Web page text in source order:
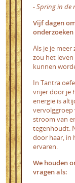
- Spring in de
Vijf dagen
onderzoeken
Als je je
zou het
kunnen
In Tantra
vrijer door je
energie is
vervolggroep
stroom van
tegenhoudt.
door haar, in
ervaren.
We houden
vragen als: